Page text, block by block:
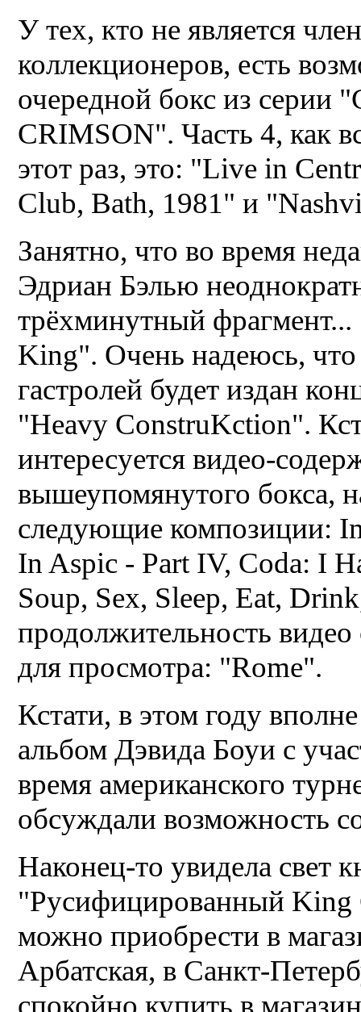
У тех, кто не является
коллекционеров, есть
очередной бокс из серии
CRIMSON". Часть 4, как
этот раз, это: "Live in
Club, Bath, 1981" и
Занятно, что во время
Эдриан Бэлью
трёхминутный
King". Очень надеюсь,
гастролей будет издан
"Heavy ConstruKction".
интересуется видео-
вышеупомянутого бокса,
следующие композиции:
In Aspic - Part IV, Codа: I
Soup, Sex, Sleep, Eat,
продолжительность
для просмотра: "Rome".
Кстати, в этом году
альбом Дэвида Боуи с
время американского
обсуждали возможность
Наконец-то увидела свет
"Русифицированный King
можно приобрести в
Арбатская, в Санкт-
спокойно купить в